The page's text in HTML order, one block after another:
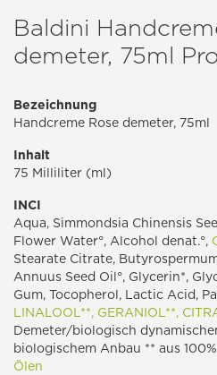
Baldini
demeter, 75ml
Bezeichnung
Handcreme Rose demeter, 75ml
Inhalt
75 Milliliter (ml)
INCI
Aqua, Simmondsia Chinensis
Flower Water°, Alcohol denat.°,
Stearate Citrate,
Annuus Seed Oil°, Glycerin*,
Gum, Tocopherol, Lactic Acid,
LINALOOL**, GERANIOL**,
Demeter/biologisch
biologischem Anbau ** aus
Ölen